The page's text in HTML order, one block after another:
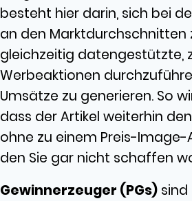
besteht hier darin, sich bei
an den Marktdurchschnitten
gleichzeitig datengestützte,
Werbeaktionen
Umsätze zu generieren. So
dass der Artikel weiterhin
ohne zu einem Preis-Image-
den Sie gar nicht schaffen
Gewinnerzeuger (PGs) sind